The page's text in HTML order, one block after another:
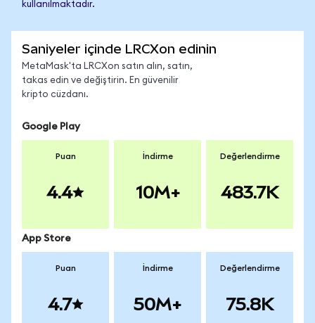
kullanılmaktadır.
Saniyeler içinde LRCXon edinin
MetaMask'ta LRCXon satın alın, satın,
takas edin ve değiştirin. En güvenilir
kripto cüzdanı.
Google Play
Puan
4.4
İndirme
10M+
Değerlendirme
483.7K
App Store
Puan
4.7
İndirme
50M+
Değerlendirme
75.8K